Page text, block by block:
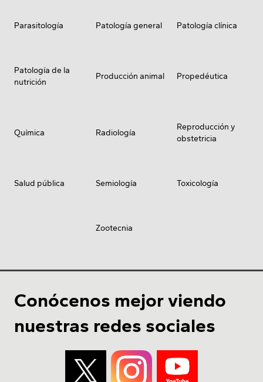
Parasitología Patología general Patología clínica
Patología de la
nutrición
Producción animal Propedéutica
Química Radiología
Reproducción y
obstetricia
Salud pública Semiología Toxicología
Zootecnia
Conócenos mejor viendo
nuestras redes sociales